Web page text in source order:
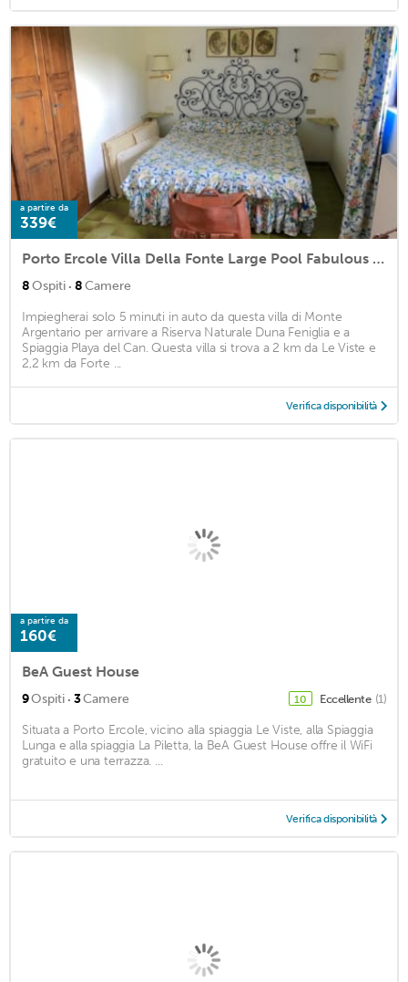
a partire da
339€
Porto Ercole Villa Della Fonte Large Pool Fabulous Sea Views
8Ospiti · 8Camere
Impiegherai solo 5 minuti in auto da questa villa di Monte
Argentario per arrivare a Riserva Naturale Duna Feniglia e a
Spiaggia Playa del Can. Questa villa si trova a 2 km da Le Viste e
2,2 km da Forte ...
Verifica disponibilità
a partire da
160€
BeA Guest House
9Ospiti · 3Camere 10 Eccellente (1)
Situata a Porto Ercole, vicino alla spiaggia Le Viste, alla Spiaggia
Lunga e alla spiaggia La Piletta, la BeA Guest House offre il WiFi
gratuito e una terrazza. ...
Verifica disponibilità